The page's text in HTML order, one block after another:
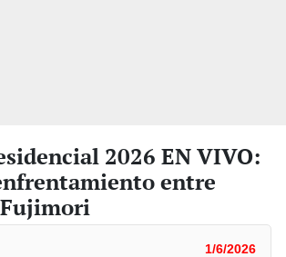
2026 EN VIVO:
entre
Fujimori
1/6/2026